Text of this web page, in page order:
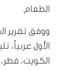
الطعام.
ووفق تقرير
الأول عربياً،
الكويت، قطر،